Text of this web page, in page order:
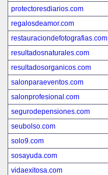
protectoresdiarios.com
regalosdeamor.com
restauraciondefotografias.com
resultadosnaturales.com
resultadosorganicos.com
salonparaeventos.com
salonprofesional.com
segurodepensiones.com
seubolso.com
solo9.com
sosayuda.com
vidaexitosa.com